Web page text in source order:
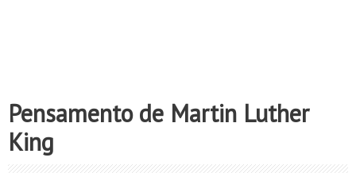
Pensamento de Martin Luther
King